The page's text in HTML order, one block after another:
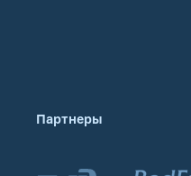
Партнеры